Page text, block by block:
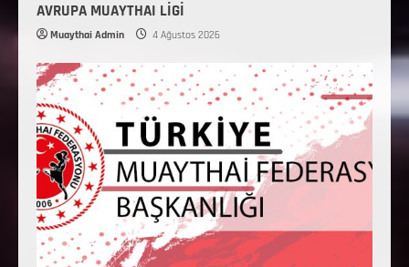
AVRUPA MUAYTHAI LİGİ
Muaythai Admin 4 Ağustos 2026